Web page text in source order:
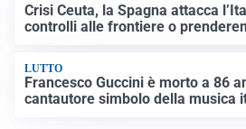
Crisi Ceuta, la Spagna attacca
controlli alle frontiere o
LUTTO
Francesco Guccini è morto a 86
cantautore simbolo della musica